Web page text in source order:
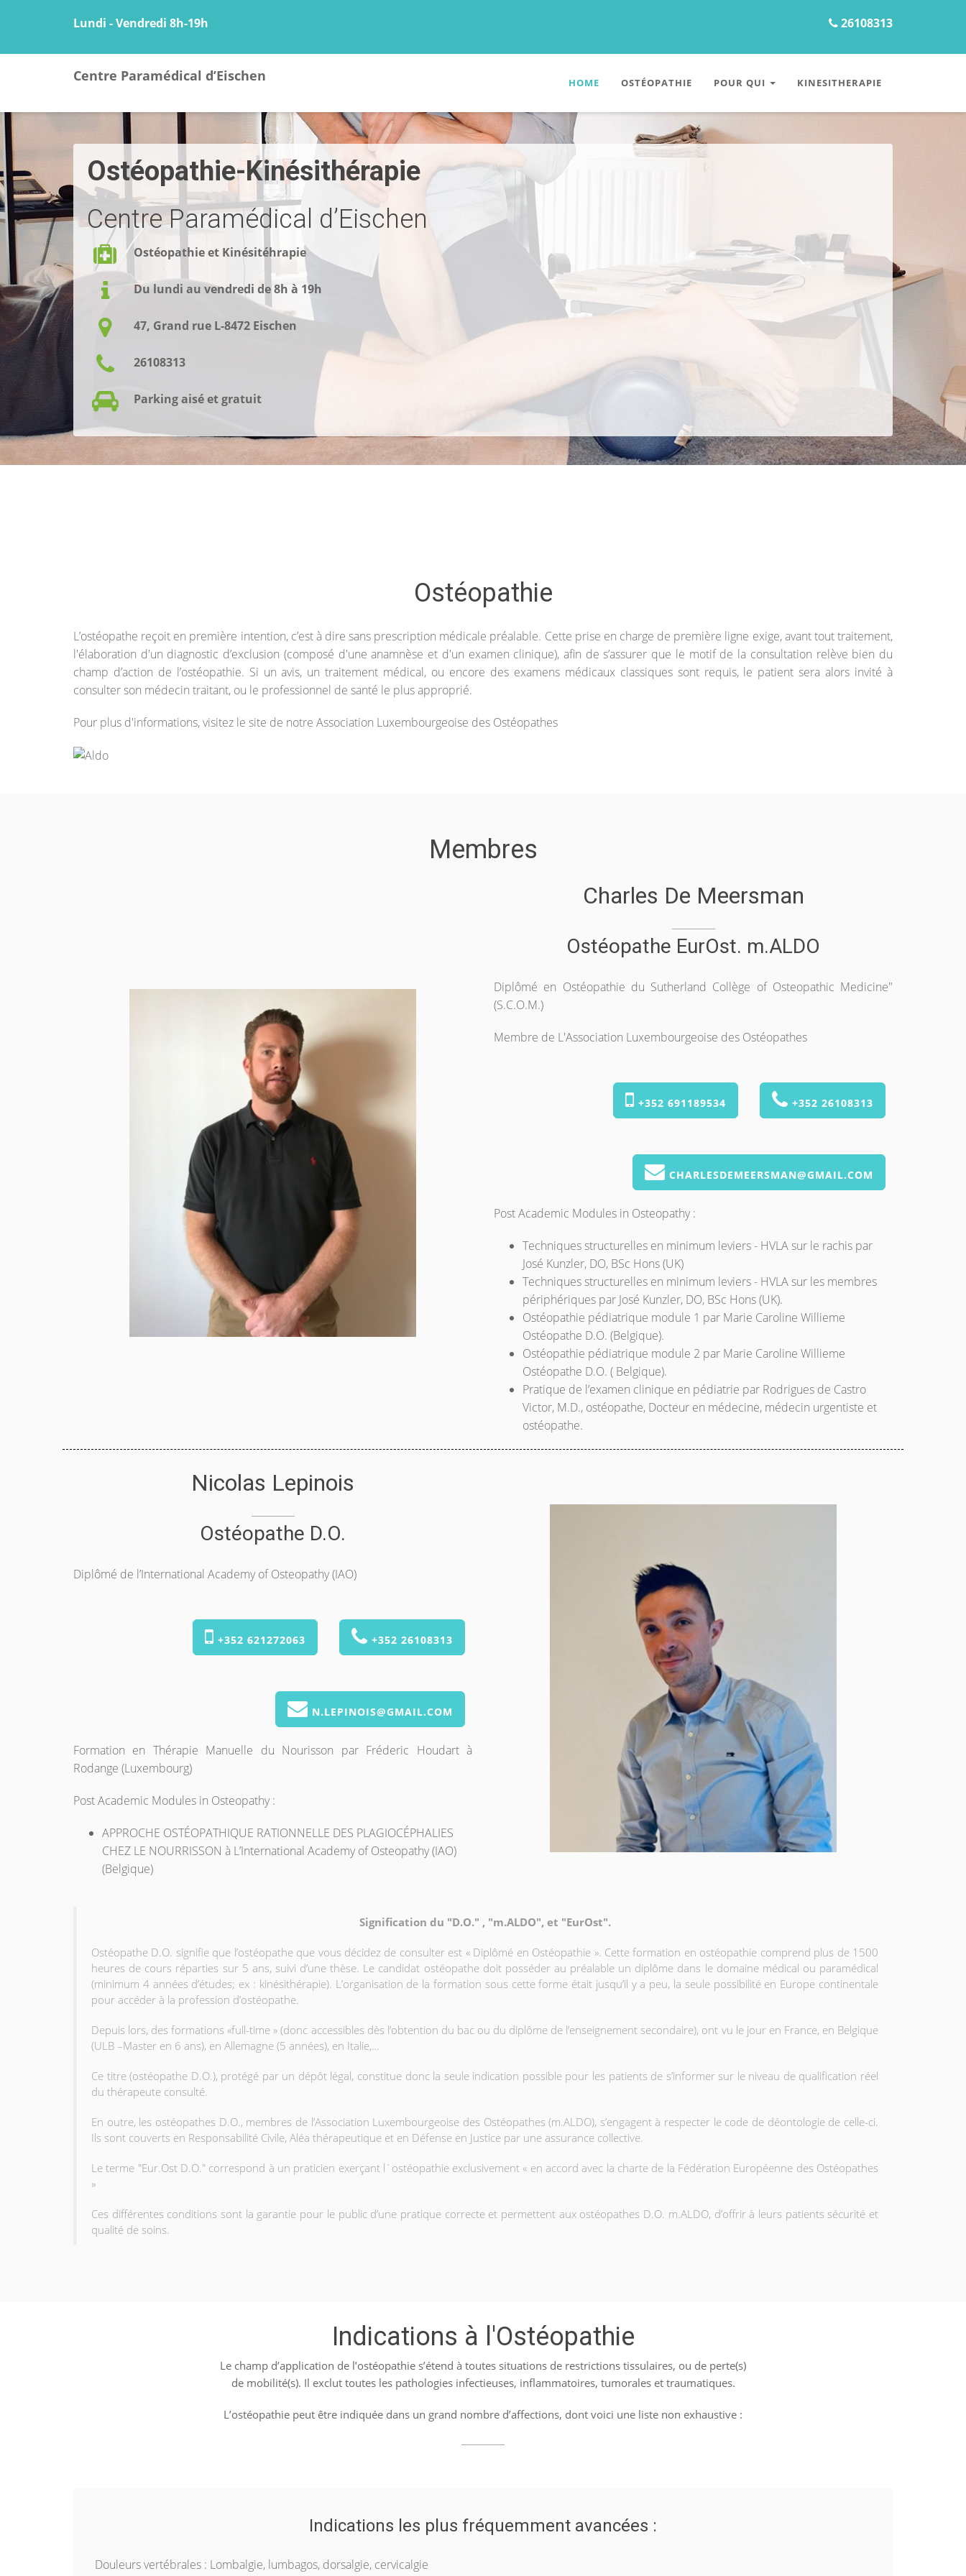
Lundi - Vendredi 8h-19h 26108313
Centre Paramédical d’Eischen HOME OSTÉOPATHIE POUR QUI KINESITHERAPIE
Ostéopathie-Kinésithérapie
Centre Paramédical d’Eischen
Ostéopathie et Kinésitéhrapie
Du lundi au vendredi de 8h à 19h
47, Grand rue L-8472 Eischen
26108313
Parking aisé et gratuit
Ostéopathie
L’ostéopathe reçoit en première intention, c’est à dire sans prescription médicale préalable. Cette prise en charge de première ligne exige, avant tout traitement,
l'élaboration d'un diagnostic d’exclusion (composé d'une anamnèse et d'un examen clinique), afin de s’assurer que le motif de la consultation relève bien du
champ d’action de l’ostéopathie. Si un avis, un traitement médical, ou encore des examens médicaux classiques sont requis, le patient sera alors invité à
consulter son médecin traitant, ou le professionnel de santé le plus approprié.
Pour plus d'informations, visitez le site de notre Association Luxembourgeoise des Ostéopathes
Membres
Charles De Meersman
Ostéopathe EurOst. m.ALDO
Diplômé en Ostéopathie du Sutherland Collège of Osteopathic Medicine"
(S.C.O.M.)
Membre de L'Association Luxembourgeoise des Ostéopathes
+352 26108313
+352 691189534
CHARLESDEMEERSMAN@GMAIL.COM
Post Academic Modules in Osteopathy :
Techniques structurelles en minimum leviers - HVLA sur le rachis par
José Kunzler, DO, BSc Hons (UK)
Techniques structurelles en minimum leviers - HVLA sur les membres
périphériques par José Kunzler, DO, BSc Hons (UK).
Ostéopathie pédiatrique module 1 par Marie Caroline Willieme
Ostéopathe D.O. (Belgique).
Ostéopathie pédiatrique module 2 par Marie Caroline Willieme
Ostéopathe D.O. ( Belgique).
Pratique de l’examen clinique en pédiatrie par Rodrigues de Castro
Victor, M.D., ostéopathe, Docteur en médecine, médecin urgentiste et
ostéopathe.
Nicolas Lepinois
Ostéopathe D.O.
Diplômé de l’International Academy of Osteopathy (IAO)
+352 26108313
+352 621272063
N.LEPINOIS@GMAIL.COM
Formation en Thérapie Manuelle du Nourisson par Fréderic Houdart à
Rodange (Luxembourg)
Post Academic Modules in Osteopathy :
APPROCHE OSTÉOPATHIQUE RATIONNELLE DES PLAGIOCÉPHALIES
CHEZ LE NOURRISSON à L’International Academy of Osteopathy (IAO)
(Belgique)
Signification du "D.O." , "m.ALDO", et "EurOst".
Ostéopathe D.O. signifie que l’ostéopathe que vous décidez de consulter est « Diplômé en Ostéopathie ». Cette formation en ostéopathie comprend plus de 1500
heures de cours réparties sur 5 ans, suivi d’une thèse. Le candidat ostéopathe doit posséder au préalable un diplôme dans le domaine médical ou paramédical
(minimum 4 années d’études; ex : kinésithérapie). L’organisation de la formation sous cette forme était jusqu’il y a peu, la seule possibilité en Europe continentale
pour accéder à la profession d’ostéopathe.
Depuis lors, des formations «full-time » (donc accessibles dès l’obtention du bac ou du diplôme de l’enseignement secondaire), ont vu le jour en France, en Belgique
(ULB –Master en 6 ans), en Allemagne (5 années), en Italie,…
Ce titre (ostéopathe D.O.), protégé par un dépôt légal, constitue donc la seule indication possible pour les patients de s’informer sur le niveau de qualification réel
du thérapeute consulté.
En outre, les ostéopathes D.O., membres de l’Association Luxembourgeoise des Ostéopathes (m.ALDO), s’engagent à respecter le code de déontologie de celle-ci.
Ils sont couverts en Responsabilité Civile, Aléa thérapeutique et en Défense en Justice par une assurance collective.
Le terme "Eur.Ost D.O." correspond à un praticien exerçant l´ostéopathie exclusivement « en accord avec la charte de la Fédération Européenne des Ostéopathes
»
Ces différentes conditions sont la garantie pour le public d’une pratique correcte et permettent aux ostéopathes D.O. m.ALDO, d’offrir à leurs patients sécurité et
qualité de soins.
Indications à l'Ostéopathie
Le champ d’application de l’ostéopathie s’étend à toutes situations de restrictions tissulaires, ou de perte(s)
de mobilité(s). Il exclut toutes les pathologies infectieuses, inflammatoires, tumorales et traumatiques.
L’ostéopathie peut être indiquée dans un grand nombre d’affections, dont voici une liste non exhaustive :
Indications les plus fréquemment avancées :
Douleurs vertébrales : Lombalgie, lumbagos, dorsalgie, cervicalgie